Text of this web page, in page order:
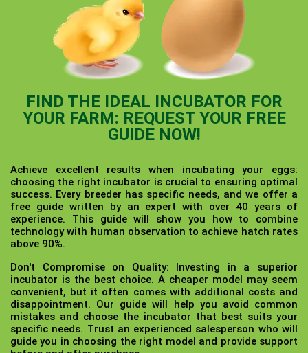
FIND THE IDEAL INCUBATOR FOR
YOUR FARM: REQUEST YOUR FREE
GUIDE NOW!
Achieve excellent results when incubating your eggs:
choosing the right incubator is crucial to ensuring optimal
success. Every breeder has specific needs, and we offer a
free guide written by an expert with over 40 years of
experience. This guide will show you how to combine
technology with human observation to achieve hatch rates
above 90%.
Don't Compromise on Quality:
Investing in a superior
incubator is the best choice. A cheaper model may seem
convenient, but it often comes with additional costs and
disappointment. Our guide will help you avoid common
mistakes and choose the incubator that best suits your
specific needs. Trust an experienced salesperson who will
guide you in choosing the right model and provide support